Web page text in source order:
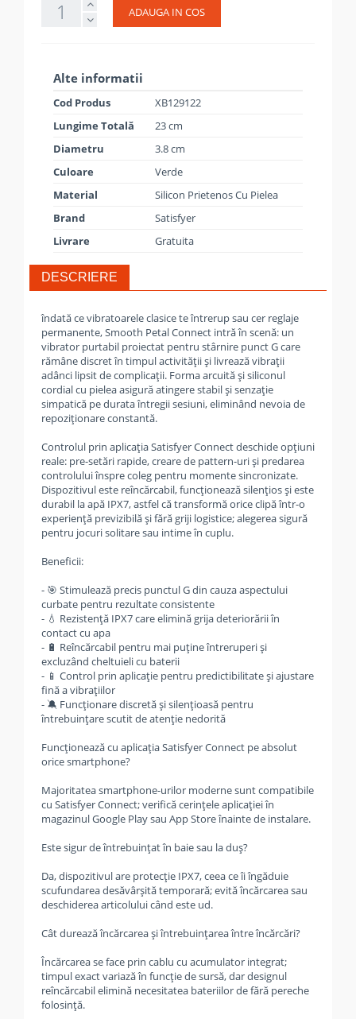
ADAUGA IN COS
Alte informatii
Cod Produs
XB129122
Lungime Totală
23 cm
Diametru
3.8 cm
Culoare
Verde
Material
Silicon Prietenos Cu Pielea
Brand
Satisfyer
Livrare
Gratuita
DESCRIERE
îndată ce vibratoarele clasice te întrerup sau cer reglaje
permanente, Smooth Petal Connect intră în scenă: un
vibrator purtabil proiectat pentru stârnire punct G care
rămâne discret în timpul activităţii şi livrează vibraţii
adânci lipsit de complicaţii. Forma arcuită şi siliconul
cordial cu pielea asigură atingere stabil şi senzaţie
simpatică pe durata întregii sesiuni, eliminând nevoia de
repoziţionare constantă.
Controlul prin aplicaţia Satisfyer Connect deschide opţiuni
reale: pre-setări rapide, creare de pattern-uri şi predarea
controlului înspre coleg pentru momente sincronizate.
Dispozitivul este reîncărcabil, funcţionează silenţios şi este
durabil la apă IPX7, astfel că transformă orice clipă într-o
experienţă previzibilă şi fără griji logistice; alegerea sigură
pentru jocuri solitare sau intime în cuplu.
Beneficii:
- 🎯 Stimulează precis punctul G din cauza aspectului
curbate pentru rezultate consistente
- 💧 Rezistenţă IPX7 care elimină grija deteriorării în
contact cu apa
- 🔋 Reîncărcabil pentru mai puţine întreruperi şi
excluzând cheltuieli cu baterii
- 📱 Control prin aplicaţie pentru predictibilitate şi ajustare
fină a vibraţiilor
- 🔕 Funcţionare discretă şi silenţioasă pentru
întrebuințare scutit de atenţie nedorită
Funcţionează cu aplicaţia Satisfyer Connect pe absolut
orice smartphone?
Majoritatea smartphone-urilor moderne sunt compatibile
cu Satisfyer Connect; verifică cerinţele aplicaţiei în
magazinul Google Play sau App Store înainte de instalare.
Este sigur de întrebuințat în baie sau la duş?
Da, dispozitivul are protecţie IPX7, ceea ce îi îngăduie
scufundarea desăvârșită temporară; evită încărcarea sau
deschiderea articolului când este ud.
Cât durează încărcarea şi întrebuințarea între încărcări?
Încărcarea se face prin cablu cu acumulator integrat;
timpul exact variază în funcţie de sursă, dar designul
reîncărcabil elimină necesitatea bateriilor de fără pereche
folosinţă.